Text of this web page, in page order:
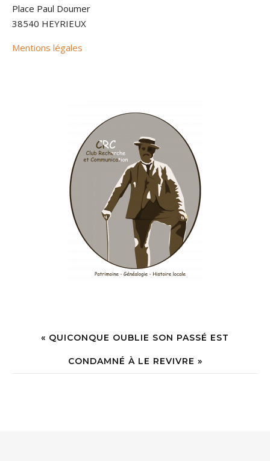
Place Paul Doumer
38540 HEYRIEUX
Mentions légales
« QUICONQUE OUBLIE SON PASSÉ EST
CONDAMNÉ À LE REVIVRE »